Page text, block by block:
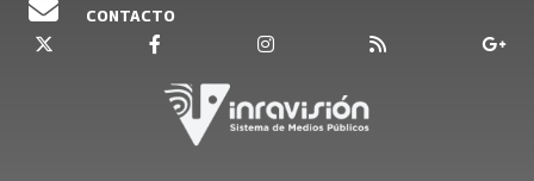
CONTACTO